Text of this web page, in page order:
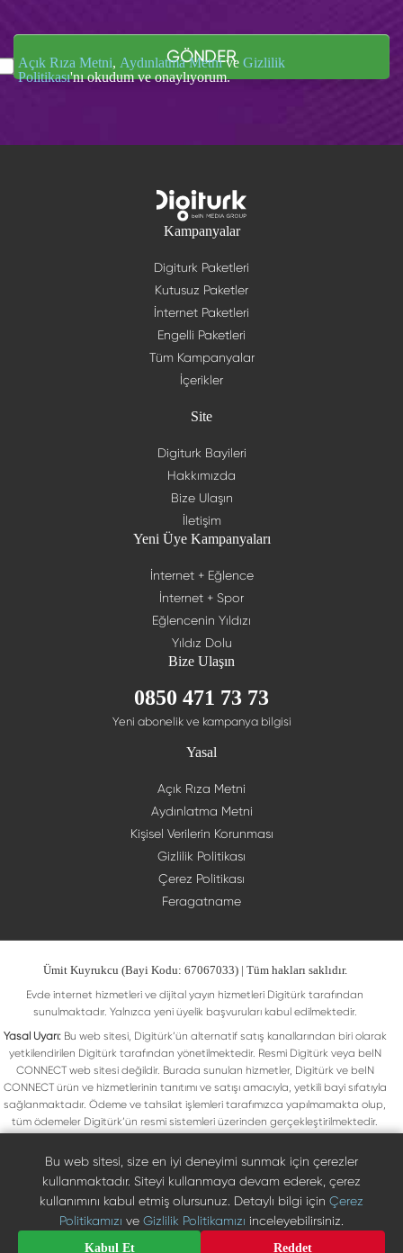
GÖNDER
Açık Rıza Metni, Aydınlatma Metnive Gizlilik
Politikası'nı okudum ve onaylıyorum.
Kampanyalar
Digiturk Paketleri
Kutusuz Paketler
İnternet Paketleri
Engelli Paketleri
Tüm Kampanyalar
İçerikler
Site
Digiturk Bayileri
Hakkımızda
Bize Ulaşın
İletişim
Yeni Üye Kampanyaları
İnternet + Eğlence
İnternet + Spor
Eğlencenin Yıldızı
Yıldız Dolu
Bize Ulaşın
0850 471 73 73
Yeni abonelik ve kampanya bilgisi
Yasal
Açık Rıza Metni
Aydınlatma Metni
Kişisel Verilerin Korunması
Gizlilik Politikası
Çerez Politikası
Feragatname
Ümit Kuyrukcu (Bayi Kodu: 67067033) | Tüm hakları saklıdır.
Evde internet hizmetleri ve dijital yayın hizmetleri Digitürk tarafından
sunulmaktadır. Yalnızca yeni üyelik başvuruları kabul edilmektedir.
Yasal Uyarı:Bu web sitesi, Digitürk’ün alternatif satış kanallarından biri olarak
yetkilendirilen Digitürk tarafından yönetilmektedir. Resmi Digitürk veya beIN
CONNECT web sitesi değildir. Burada sunulan hizmetler, Digitürk ve beIN
CONNECT ürün ve hizmetlerinin tanıtımı ve satışı amacıyla, yetkili bayi sıfatıyla
sağlanmaktadır. Ödeme ve tahsilat işlemleri tarafımızca yapılmamakta olup,
tüm ödemeler Digitürk’ün resmi sistemleri üzerinden gerçekleştirilmektedir.
koruma altındadır. Bu markalar, yalnızca marka sahiplerinin kullanım koşullarına
uygun şekilde kullanılmaktadır. Digitürk veya beIN CONNECT’in resmi web
sitelerine ulaşmak için ilgili markaların doğrudan resmi kanallarını ziyaret
edebilirsiniz.
Digiturk resmî bayi listesinde doğrulayın
Bize Ulaşın
Bu web sitesi, size en iyi deneyimi sunmak için çerezler
kullanmaktadır. Siteyi kullanmaya devam ederek, çerez
kullanımını kabul etmiş olursunuz. Detaylı bilgi için Çerez
Politikamızı ve Gizlilik Politikamızı inceleyebilirsiniz.
Kabul Et Reddet